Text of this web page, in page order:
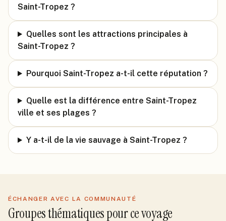
Saint-Tropez ?
Quelles sont les attractions principales à
Saint-Tropez ?
Pourquoi Saint-Tropez a-t-il cette réputation ?
Quelle est la différence entre Saint-Tropez
ville et ses plages ?
Y a-t-il de la vie sauvage à Saint-Tropez ?
ÉCHANGER AVEC LA COMMUNAUTÉ
Groupes thématiques pour ce voyage